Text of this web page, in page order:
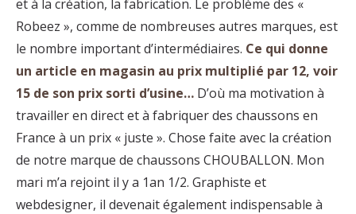
et à la création, la fabrication. Le problème des «
Robeez », comme de nombreuses autres marques, est
le nombre important d’intermédiaires. Ce qui donne
un article en magasin au prix multiplié par 12, voir
15 de son prix sorti d’usine… D’où ma motivation à
travailler en direct et à fabriquer des chaussons en
France à un prix « juste ». Chose faite avec la création
de notre marque de chaussons CHOUBALLON. Mon
mari m’a rejoint il y a 1an 1/2. Graphiste et
webdesigner, il devenait également indispensable à